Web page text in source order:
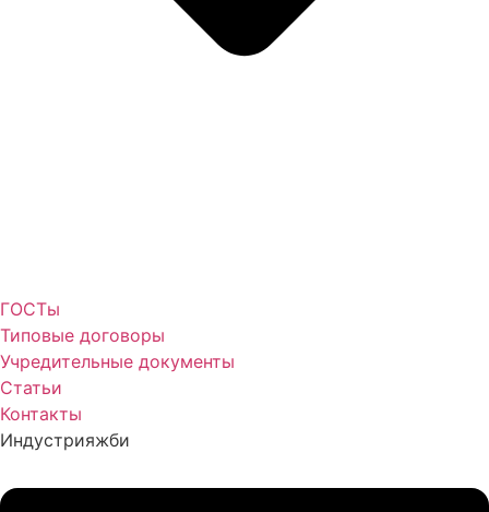
ГОСТы
Типовые договоры
Учредительные документы
Статьи
Контакты
Индустрияжби